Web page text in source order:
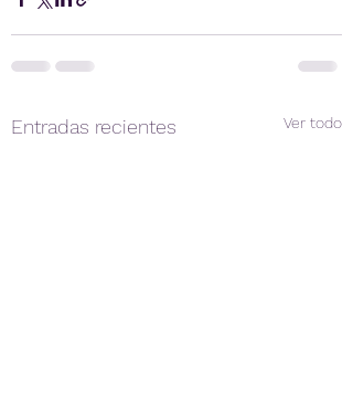
Entradas recientes Ver todo